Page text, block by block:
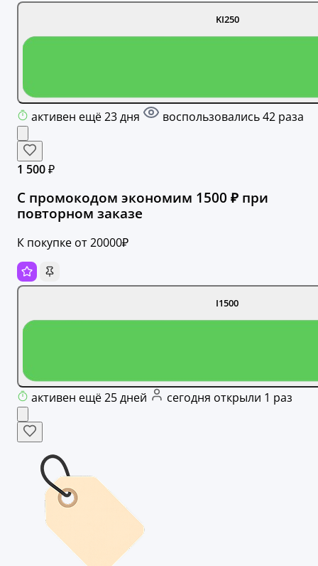
KI250
активен ещё 23 дня воспользовались 42 раза
1 500 ₽
С промокодом экономим 1500 ₽ при
повторном заказе
К покупке от 20000₽
I1500
активен ещё 25 дней сегодня открыли 1 раз